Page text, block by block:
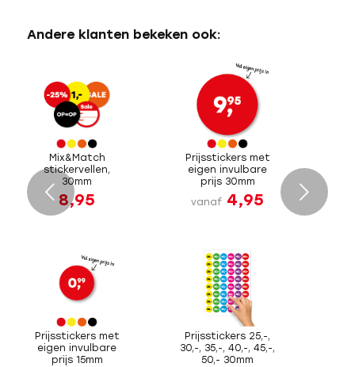
Andere klanten bekeken ook:
Mix&Match
stickervellen,
30mm
8,95
Prijsstickers met
eigen invulbare
prijs 30mm
vanaf 4,95
Prijsstickers met
eigen invulbare
prijs 15mm
Prijsstickers 25,-,
30,-, 35,-, 40,-, 45,-,
50,- 30mm
Volgende